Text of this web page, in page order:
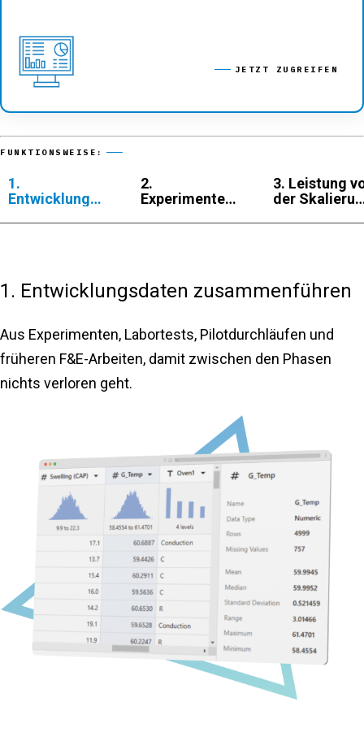
JETZT ZUGREIFEN
FUNKTIONSWEISE:
1.
Entwicklungsdaten
2.
Experimente
offenbaren,
steigert
3. Leistung
der
1. Entwicklungsdaten zusammenführen
Aus Experimenten, Labortests, Pilotdurchläufen und
früheren F&E-Arbeiten, damit zwischen den Phasen
nichts verloren geht.